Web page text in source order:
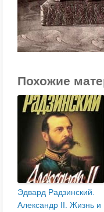
Похожие
Эдвард Радзинский.
Александр II. Жизнь и